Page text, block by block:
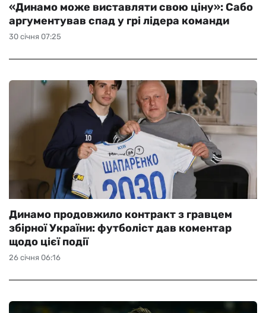
30 січня 07:25
«Динамо може виставляти свою ціну»: Сабо
аргументував спад у грі лідера команди
26 січня 06:16
Динамо продовжило контракт з гравцем
збірної України: футболіст дав коментар
щодо цієї події